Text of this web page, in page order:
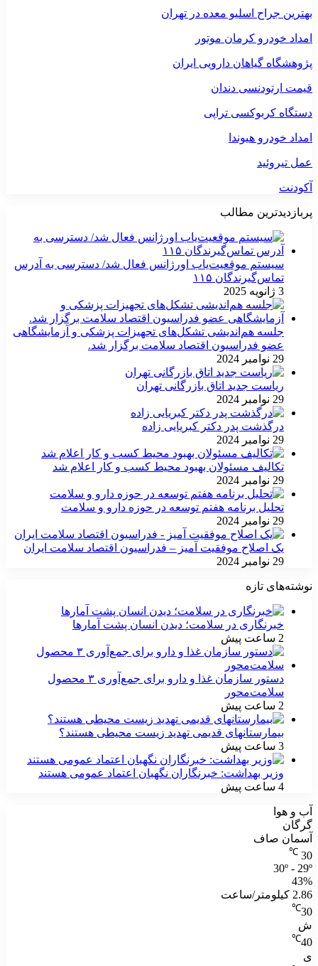
بهترین جراح اسلیو معده در تهران
امداد خودرو کرمان موتور
پژوهشگاه گیاهان دارویی ایران
قیمت ارتودنسی دندان
دستگاه کربوکسی تراپی
امداد خودرو هیوندا
عمل تیروئید
آکودنت
پربازدیدترین مطالب
سیستم موقعیت‌یاب اورژانس فعال شد/ دسترسی به آدرس
تماس‌گیرندگان ۱۱۵
3 ژانویه 2025
جلسه هم‌اندیشی تشکل‌های تجهیزات پزشکی و آزمایشگاهی
عضو فدراسیون اقتصاد سلامت برگزار شد.
29 نوامبر 2024
ریاست جدید اتاق بازرگانی تهران
29 نوامبر 2024
درگذشت پدر دکتر کبریایی زاده
29 نوامبر 2024
تکالیف مسئولان بهبود محیط کسب و کار اعلام شد
29 نوامبر 2024
تحلیل برنامه هفتم توسعه در حوزه دارو و سلامت
29 نوامبر 2024
یک اصلاح موفقیت آمیز – فدراسیون اقتصاد سلامت ایران
29 نوامبر 2024
نوشته‌های تازه
خبرنگاری در سلامت؛ دیدن انسان پشت آمارها
2 ساعت پیش
دستور سازمان غذا و دارو برای جمع‌آوری ۳ محصول
سلامت‌محور
2 ساعت پیش
بیمارستانهای قدیمی تهدید زیست محیطی هستند؟
3 ساعت پیش
وزیر بهداشت: خبرنگاران نگهبان اعتماد عمومی هستند
4 ساعت پیش
آب و هوا
گرگان
آسمان صاف
30
℃
30º - 29º
43%
2.86 کیلومتر/ساعت
30
℃
ش
40
℃
ی